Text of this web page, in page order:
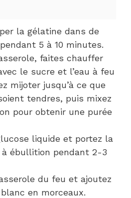
la gélatine dans de
5 à 10 minutes.
faites chauffer
le sucre et l’eau à feu
mijoter jusqu’à ce que
tendres, puis mixez
pour obtenir une purée
liquide et portez la
à ébullition pendant 2-3
du feu et ajoutez
en morceaux.